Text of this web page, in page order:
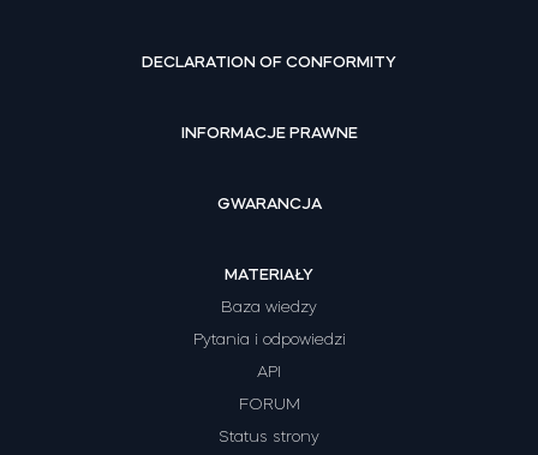
DECLARATION OF CONFORMITY
INFORMACJE PRAWNE
GWARANCJA
MATERIAŁY
Baza wiedzy
Pytania i odpowiedzi
API
FORUM
Status strony